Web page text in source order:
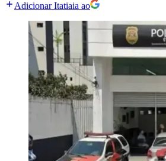
Adicionar Itatiaia ao